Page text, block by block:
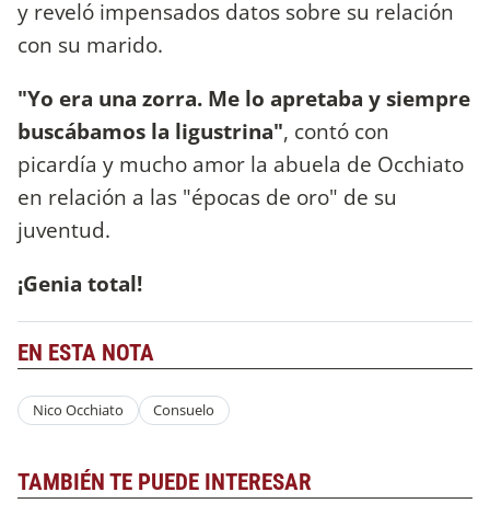
y reveló impensados datos sobre su relación
con su marido.
"Yo era una zorra. Me lo apretaba y siempre
buscábamos la ligustrina", contó con
picardía y mucho amor la abuela de Occhiato
en relación a las "épocas de oro" de su
juventud.
¡Genia total!
EN ESTA NOTA
Nico Occhiato Consuelo
TAMBIÉN TE PUEDE INTERESAR